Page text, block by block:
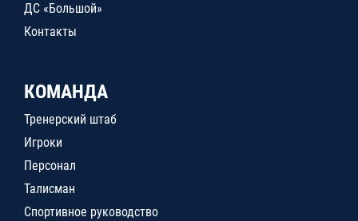
ДС «Большой»
Контакты
КОМАНДА
Тренерский штаб
Игроки
Персонал
Талисман
Спортивное руководство